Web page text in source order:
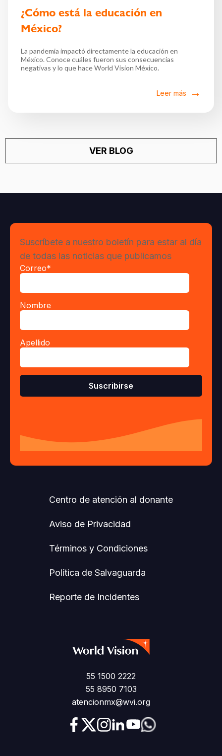
¿Cómo está la educación en
México?
La pandemia impactó directamente la educación en
México. Conoce cuáles fueron sus consecuencias
negativas y lo que hace World Vision México.
Leer más
VER BLOG
Centro de atención al donante
Aviso de Privacidad
Términos y Condiciones
Política de Salvaguarda
Reporte de Incidentes
Suscríbete a nuestro boletín para estar al día
de todas las noticias que publicamos
Correo*
Nombre
Apellido
55 1500 2222
55 8950 7103
atencionmx@wvi.org